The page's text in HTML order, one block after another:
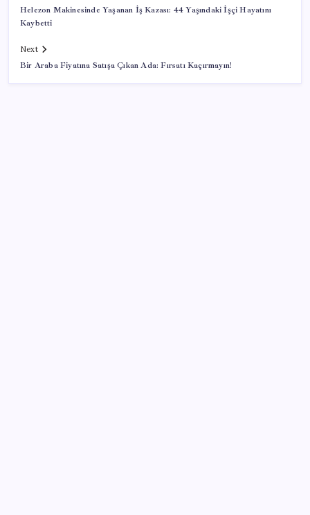
Helezon Makinesinde Yaşanan İş Kazası: 44 Yaşındaki İşçi Hayatını
Kaybetti
Next
Bir Araba Fiyatına Satışa Çıkan Ada: Fırsatı Kaçırmayın!